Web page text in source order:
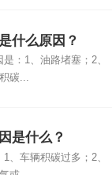
什么原因？
：1、油路堵塞；2、
碳...
是什么？
、车辆积碳过多；2、